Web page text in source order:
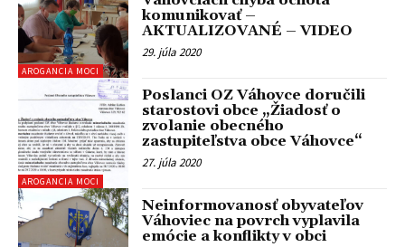
AROGANCIA MOCI
komunikovať –
AKTUALIZOVANÉ – VIDEO
29. júla 2020
AROGANCIA MOCI
Poslanci OZ Váhovce doručili
starostovi obce „Žiadosť o
zvolanie obecného
zastupiteľstva obce Váhovce“
27. júla 2020
Neinformovanosť obyvateľov
Váhoviec na povrch vyplavila
emócie a konflikty v obci